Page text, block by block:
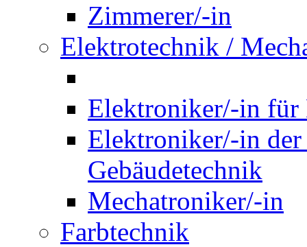
Zimmerer/-in
Elektrotechnik /
Elektroniker/-in für
Elektroniker/-in
Gebäudetechnik
Mechatroniker/-in
Farbtechnik